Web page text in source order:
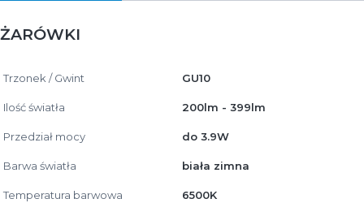
ŻARÓWKI
Trzonek / Gwint GU10
Ilość światła 200lm - 399lm
Przedział mocy do 3.9W
Barwa światła biała zimna
Temperatura barwowa 6500K